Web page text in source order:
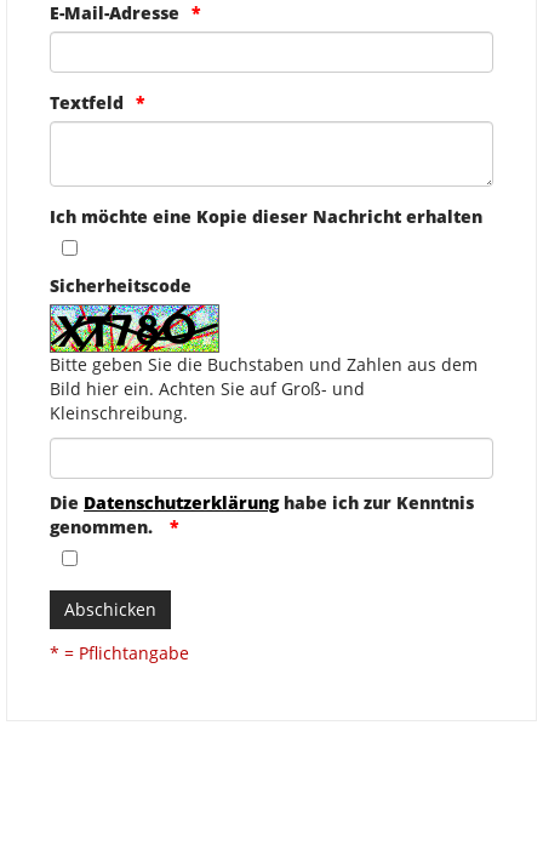
E-Mail-Adresse
Textfeld
Ich möchte eine Kopie dieser Nachricht erhalten
Sicherheitscode
Bitte geben Sie die Buchstaben und Zahlen aus dem
Bild hier ein. Achten Sie auf Groß- und
Kleinschreibung.
Die Datenschutzerklärunghabe ich zur Kenntnis
genommen.
Abschicken
* = Pflichtangabe